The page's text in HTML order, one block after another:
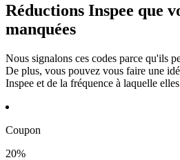
Réductions Inspee que
manquées
Nous signalons ces codes parce qu'ils
De plus, vous pouvez vous faire une
Inspee et de la fréquence à laquelle
Coupon
20%